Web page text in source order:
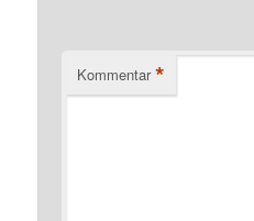
Kommentar *